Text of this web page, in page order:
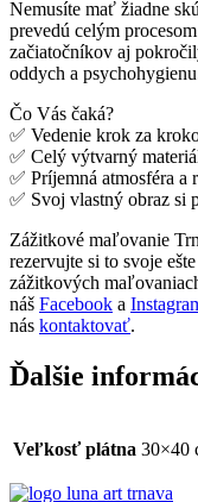
Nemusíte mať žiadne
prevedú celým
začiatočníkov aj
oddych a
Čo Vás čaká?
✅ Vedenie krok za
✅ Celý výtvarný
✅ Príjemná atmosféra a
✅ Svoj vlastný obraz si
Zážitkové maľovanie
rezervujte si to svoje
zážitkových
náš Facebook a
nás kontaktovať.
Ďalšie
Veľkosť plátna 30×40